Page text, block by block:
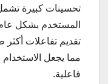
تحسينات كبيرة
تقديم تفاعلات
مما يجعل الاستخدام
فاعلية.